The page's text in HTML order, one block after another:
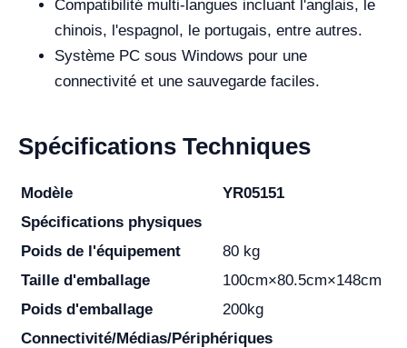
Compatibilité multi-langues incluant l'anglais, le
chinois, l'espagnol, le portugais, entre autres.
Système PC sous Windows pour une
connectivité et une sauvegarde faciles.
Spécifications Techniques
Modèle
YR05151
Spécifications physiques
Poids de l'équipement
80 kg
Taille d'emballage
100cm×80.5cm×148cm
Poids d'emballage
200kg
Connectivité/Médias/Périphériques